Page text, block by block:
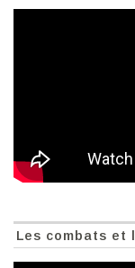
Les combats et